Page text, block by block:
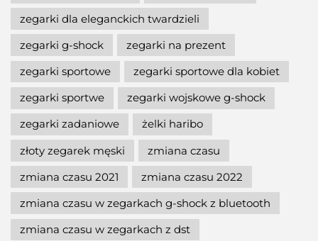
zegarki dla eleganckich twardzieli
zegarki g-shock
zegarki na prezent
zegarki sportowe
zegarki sportowe dla kobiet
zegarki sportwe
zegarki wojskowe g-shock
zegarki zadaniowe
żelki haribo
złoty zegarek męski
zmiana czasu
zmiana czasu 2021
zmiana czasu 2022
zmiana czasu w zegarkach g-shock z bluetooth
zmiana czasu w zegarkach z dst